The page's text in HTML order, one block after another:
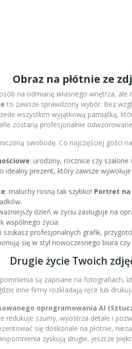
Obraz na płótnie ze
na odmianę własnego wnętrza,
to zawsze sprawdzony wybór. Bez
wszystkim wyjątkową pamiątką,
zostaną profesjonalnie
swobodę. Co najczęściej gości
: urodziny, rocznice czy
idealny prezent, który zawsze
: maluchy rosną tak szybko! Portret na
dzień w życiu zasługuje na
wspólnego życia.
szukasz profesjonalnych grafik,
się w styl nowoczesnego biura czy
Drugie życie Twoich
są zapisane na fotografiach,
inne firmy rozkładają ręce lub
oprogramowania AI
redukuje szumy, wyostrza detale i
się doskonale na płótnie,
zyskują drugie, jeszcze